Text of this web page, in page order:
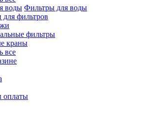
Фильтры для воды
для фильтров
фильтры
краны
все
оплаты